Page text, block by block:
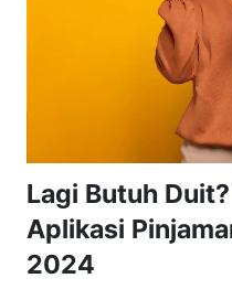
Lagi Butuh
Aplikasi
2024